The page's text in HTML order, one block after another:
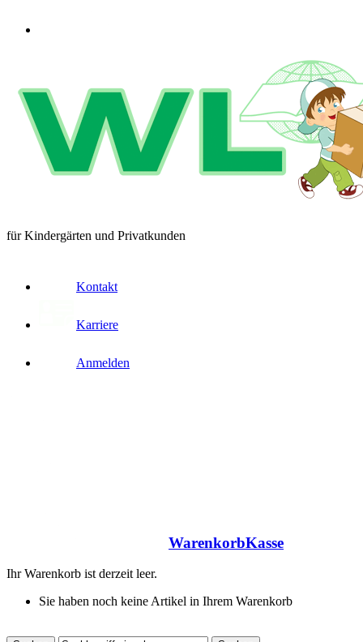
für Kindergärten und Privatkunden
Kontakt
Karriere
Anmelden
WarenkorbKasse
Ihr Warenkorb ist derzeit leer.
Sie haben noch keine Artikel in Ihrem Warenkorb